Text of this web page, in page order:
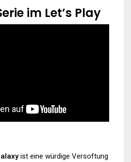
im Let’s Play
ist eine würdige Versoftung